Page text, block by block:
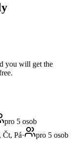
you will get the
pro 5 osob
Čt, Pá·
pro 5 osob